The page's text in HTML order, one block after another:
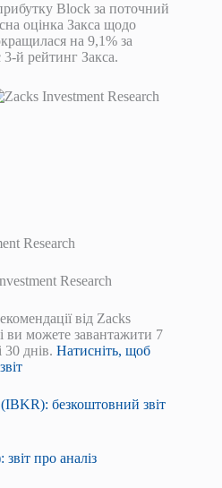
Block за поточний
оцінка Закса щодо
на 9,1% за
3-й рейтинг Закса.
Research
Research
від Zacks
ви можете завантажити 7
днів. Натисніть, щоб
безкоштовний звіт
про аналіз